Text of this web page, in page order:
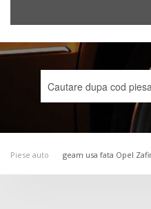
Piese auto geam usa fata Opel